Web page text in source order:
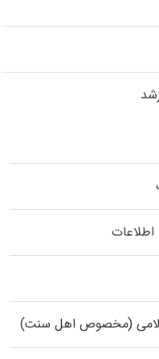
(مخصوص اهل سنت)